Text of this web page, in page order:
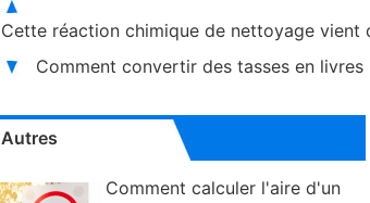
Cette réaction chimique de nettoyage vient
Comment convertir des tasses en livres
Autres
Comment calculer l'aire d'un